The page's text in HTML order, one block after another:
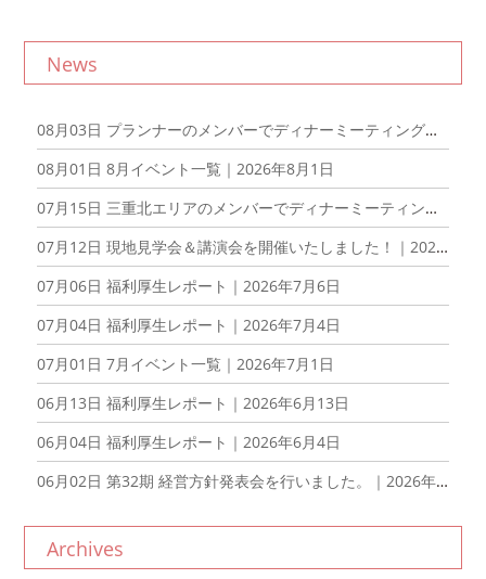
News
08月03日 プランナーのメンバーでディナーミーティングを開催しました！｜2026年8月3日
08月01日 8月イベント一覧｜2026年8月1日
07月15日 三重北エリアのメンバーでディナーミーティングを開催しました！｜2026年7月15日
07月12日 現地見学会＆講演会を開催いたしました！｜2026年7月12日
07月06日 福利厚生レポート｜2026年7月6日
07月04日 福利厚生レポート｜2026年7月4日
07月01日 7月イベント一覧｜2026年7月1日
06月13日 福利厚生レポート｜2026年6月13日
06月04日 福利厚生レポート｜2026年6月4日
06月02日 第32期 経営方針発表会を行いました。｜2026年6月2日
Archives